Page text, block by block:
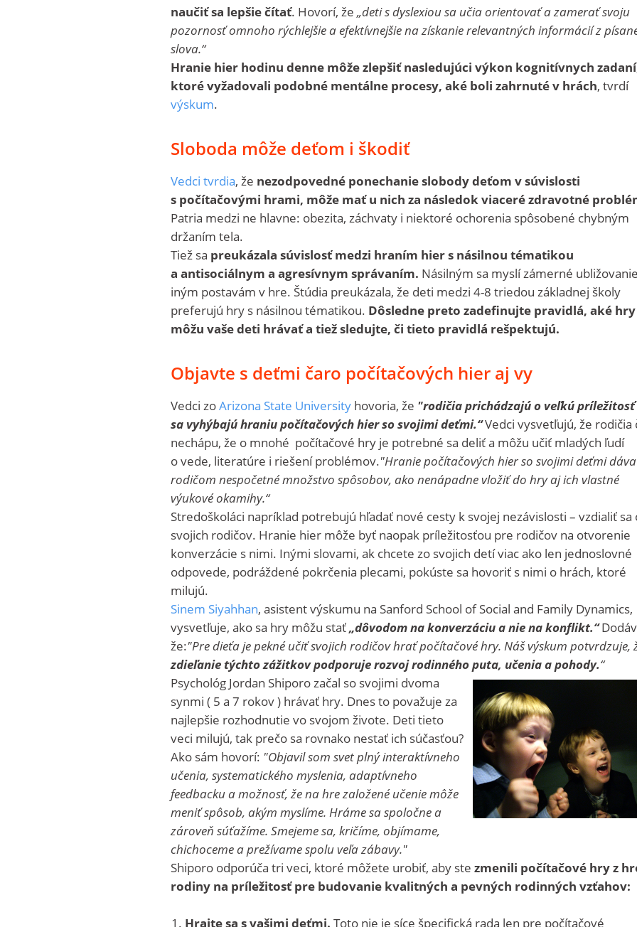
naučiť sa lepšie čítať. Hovorí, že „deti s dyslexiou sa učia orientovať a zamerať svoju
pozornosť omnoho rýchlejšie a efektívnejšie na získanie relevantných informácií z
slova.“
Hranie hier hodinu denne môže zlepšiť nasledujúci výkon kognitívnych
ktoré vyžadovali podobné mentálne procesy, aké boli zahrnuté v hrách, tvrdí
výskum.
Sloboda môže deťom i škodiť
Vedci tvrdia, že nezodpovedné ponechanie slobody deťom v súvislosti
s počítačovými hrami, môže mať u nich za následok viaceré zdravotné
Patria medzi ne hlavne: obezita, záchvaty i niektoré ochorenia spôsobené chybným
držaním tela.
Tiež sa preukázala súvislosť medzi hraním hier s násilnou tématikou
a antisociálnym a agresívnym správaním. Násilným sa myslí zámerné ubližovanie
iným postavám v hre. Štúdia preukázala, že deti medzi 4-8 triedou základnej školy
preferujú hry s násilnou tématikou. Dôsledne preto zadefinujte pravidlá, aké hry
môžu vaše deti hrávať a tiež sledujte, či tieto pravidlá rešpektujú.
Objavte s deťmi čaro počítačových hier aj vy
Vedci zoArizona State Universityhovoria, že "rodičia prichádzajú o veľkú
sa vyhýbajú hraniu počítačových hier so svojimi deťmi.“Vedci vysvetľujú, že rodičia
nechápu, že o mnohé počítačové hry je potrebné sa deliť a môžu učiť mladých ľudí
o vede, literatúre i riešení problémov."Hranie počítačových hier so svojimi deťmi dáva
rodičom nespočetné množstvo spôsobov, ako nenápadne vložiť do hry aj ich vlastné
výukové okamihy.“
Stredoškoláci napríklad potrebujú hľadať nové cesty k svojej nezávislosti – vzdialiť sa
svojich rodičov. Hranie hier môže byť naopak príležitosťou pre rodičov na otvorenie
konverzácie s nimi. Inými slovami, ak chcete zo svojich detí viac ako len jednoslovné
odpovede, podráždené pokrčenia plecami, pokúste sa hovoriť s nimi o hrách, ktoré
milujú.
Sinem Siyahhan, asistent výskumu na Sanford School of Social and Family Dynamics,
vysvetľuje, ako sa hry môžu stať„dôvodom na konverzáciu a nie na konflikt.“
že:"Pre dieťa je pekné učiť svojich rodičov hrať počítačové hry. Náš výskum potvrdzuje,
zdieľanie týchto zážitkov podporuje rozvoj rodinného puta, učenia a pohody.“
Psychológ Jordan Shiporo začal so svojimi dvoma
synmi ( 5 a 7 rokov ) hrávať hry. Dnes to považuje za
najlepšie rozhodnutie vo svojom živote. Deti tieto
veci milujú, tak prečo sa rovnako nestať ich súčasťou?
Ako sám hovorí: "Objavil som svet plný interaktívneho
učenia, systematického myslenia, adaptívneho
feedbacku a možnosť, že na hre založené učenie môže
meniť spôsob, akým myslíme. Hráme sa spoločne a
zároveň súťažíme. Smejeme sa, kričíme, objímame,
chichoceme a prežívame spolu veľa zábavy."
Shiporo odporúča tri veci, ktoré môžete urobiť, aby ste zmenili počítačové hry z
rodiny na príležitosť pre budovanie kvalitných a pevných rodinných vzťahov:
Hrajte sa s vašimi deťmi. Toto nie je síce špecifická rada len pre počítačové